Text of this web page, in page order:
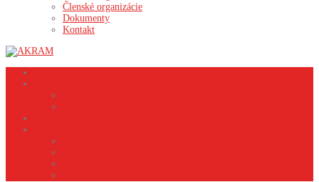
Členské organizácie
Dokumenty
Kontakt